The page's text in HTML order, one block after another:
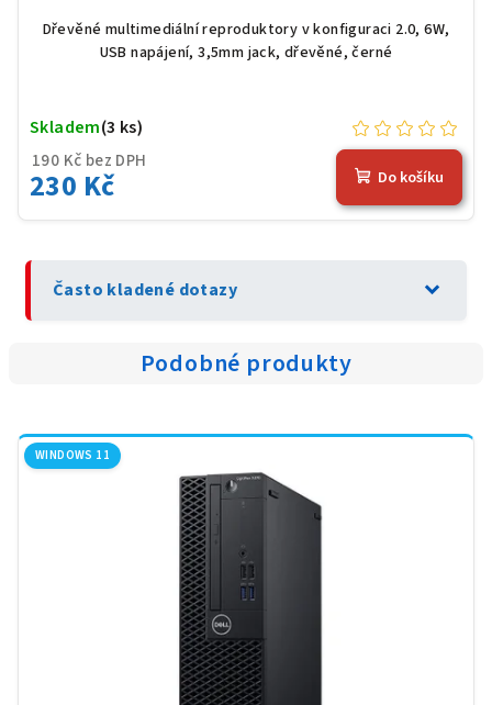
Dřevěné multimediální reproduktory v konfiguraci 2.0, 6W,
USB napájení, 3,5mm jack, dřevěné, černé
190 Kč bez DPH
230 Kč
Skladem(3 ks)
Do košíku
Často kladené dotazy expand_more
Podobné produkty
WINDOWS 11